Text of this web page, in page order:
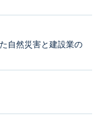
自然災害と建設業の